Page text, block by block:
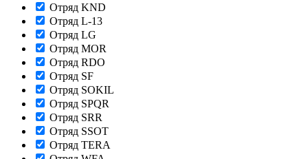
Отряд KND
Отряд L-13
Отряд LG
Отряд MOR
Отряд RDO
Отряд SF
Отряд SOKIL
Отряд SPQR
Отряд SRR
Отряд SSOT
Отряд TERA